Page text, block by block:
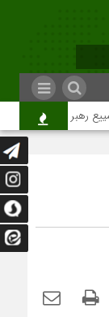
رهبر شهید در تهران